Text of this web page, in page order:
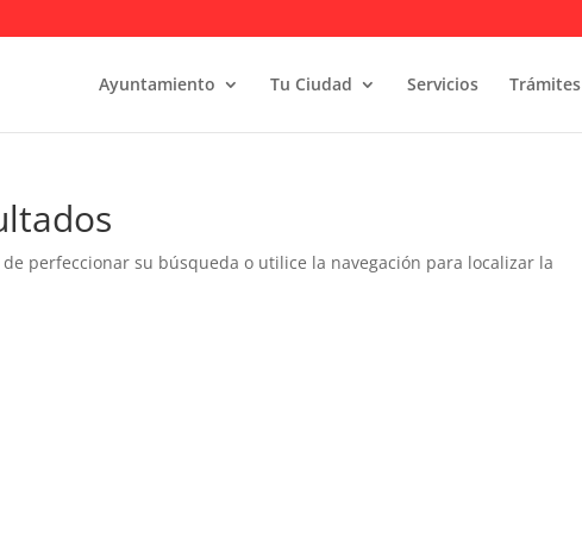
Ayuntamiento Tu Ciudad Servicios Trámites
perfeccionar su búsqueda o utilice la navegación para localizar la